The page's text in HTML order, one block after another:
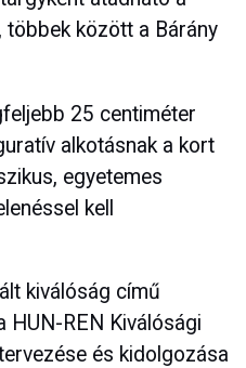
között a Bárány
25 centiméter
alkotásnak a kort
egyetemes
kell
kiválóság című
HUN-REN Kiválósági
és kidolgozása